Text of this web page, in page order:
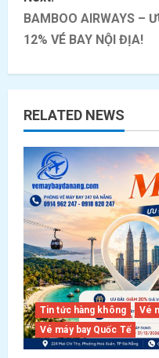
t
n
a
v
i
g
a
t
i
o
n
BAMBOO AIRWAYS –
12% VÉ BAY NỘI ĐỊA!
RELATED NEWS
Tin tức hàng không
Vé
Vé máy bay Quốc Tế